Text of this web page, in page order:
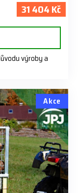
31 404 Kč
výroby a
Akce